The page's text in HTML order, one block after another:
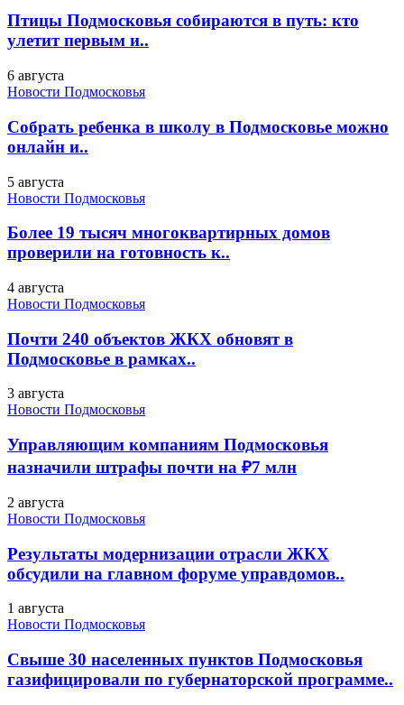
Птицы Подмосковья собираются в путь: кто
улетит первым и..
6 августа
Новости Подмосковья
Собрать ребенка в школу в Подмосковье можно
онлайн и..
5 августа
Новости Подмосковья
Более 19 тысяч многоквартирных домов
проверили на готовность к..
4 августа
Новости Подмосковья
Почти 240 объектов ЖКХ обновят в
Подмосковье в рамках..
3 августа
Новости Подмосковья
Управляющим компаниям Подмосковья
назначили штрафы почти на ₽7 млн
2 августа
Новости Подмосковья
Результаты модернизации отрасли ЖКХ
обсудили на главном форуме управдомов..
1 августа
Новости Подмосковья
Свыше 30 населенных пунктов Подмосковья
газифицировали по губернаторской программе..